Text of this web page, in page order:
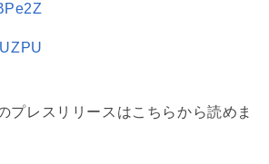
プレスリリースはこちらから読めま